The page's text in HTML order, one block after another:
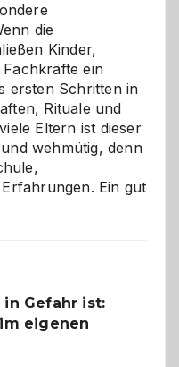
die
Kinder,
Fachkräfte ein
ersten Schritten in
Rituale und
Eltern ist dieser
wehmütig, denn
Ein gut
Gefahr ist:
eigenen